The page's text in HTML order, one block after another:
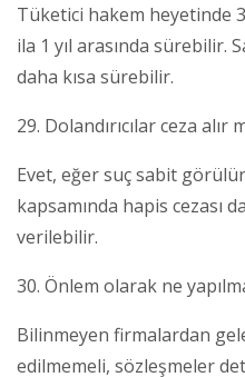
Tüketici hakem heyetinde
ila 1 yıl arasında sürebilir.
daha kısa sürebilir.
29. Dolandırıcılar ceza alır
Evet, eğer suç sabit
kapsamında hapis cezası
verilebilir.
30. Önlem olarak ne
Bilinmeyen firmalardan
edilmemeli, sözleşmeler